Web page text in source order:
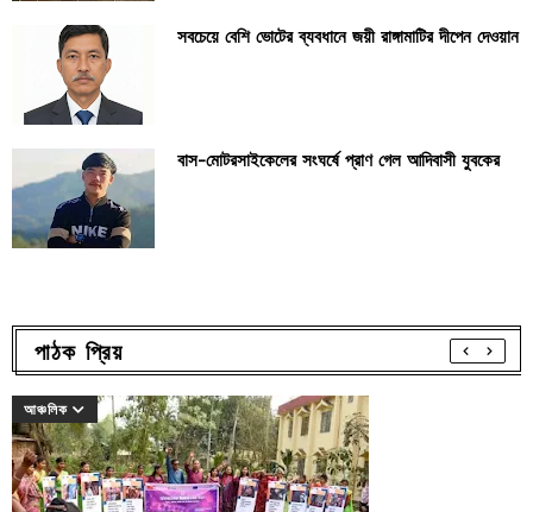
সবচেয়ে বেশি ভোটের ব্যবধানে জয়ী রাঙ্গামাটির দীপেন দেওয়ান
বাস-মোটরসাইকেলের সংঘর্ষে প্রাণ গেল আদিবাসী যুবকের
পাঠক প্রিয়
আঞ্চলিক